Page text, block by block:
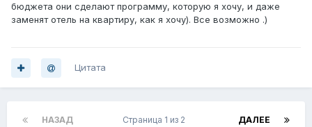
бюджета они сделают программу, которую я хочу, и даже
заменят отель на квартиру, как я хочу). Все возможно .)
Цитата
НАЗАД ДАЛЕЕ
Страница 1 из 2